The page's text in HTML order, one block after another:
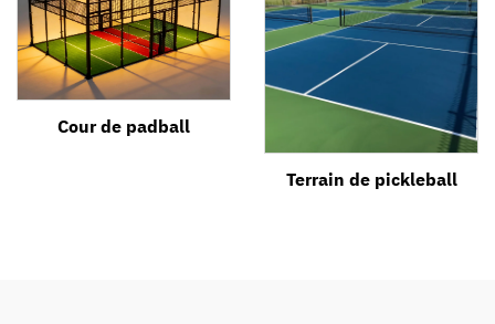
Cour de padball
Terrain de pickleball